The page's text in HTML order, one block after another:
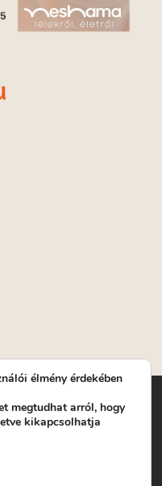
Kft. | Működési
Kálvária tér 6. |
tér 14. | Titkárság:
élmény érdekében
megtudhat arról, hogy
kikapcsolhatja